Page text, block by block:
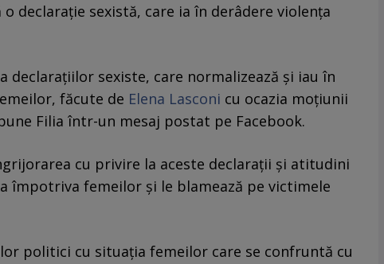
declaraţie sexistă, care ia în derâdere violența
declarațiilor sexiste, care normalizează și iau în
făcute de Elena Lasconi cu ocazia moțiunii
Filia într-un mesaj postat pe Facebook.
cu privire la aceste declarații și atitudini
împotriva femeilor și le blamează pe victimele
politici cu situația femeilor care se confruntă cu